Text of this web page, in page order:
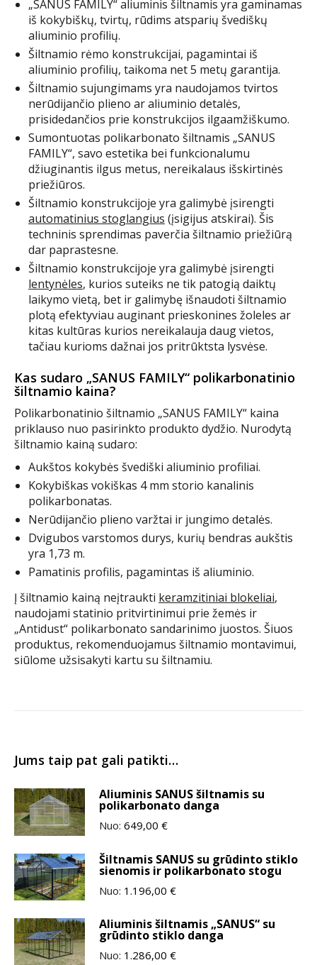
„SANUS FAMILY“ aliuminis šiltnamis yra gaminamas
iš kokybiškų, tvirtų, rūdims atsparių švediškų
aliuminio profilių.
Šiltnamio rėmo konstrukcijai, pagamintai iš
aliuminio profilių, taikoma net 5 metų garantija.
Šiltnamio sujungimams yra naudojamos tvirtos
nerūdijančio plieno ar aliuminio detalės,
prisidedančios prie konstrukcijos ilgaamžiškumo.
Sumontuotas polikarbonato šiltnamis „SANUS
FAMILY“, savo estetika bei funkcionalumu
džiuginantis ilgus metus, nereikalaus išskirtinės
priežiūros.
Šiltnamio konstrukcijoje yra galimybė įsirengti
automatinius stoglangius (įsigijus atskirai). Šis
techninis sprendimas paverčia šiltnamio priežiūrą
dar paprastesne.
Šiltnamio konstrukcijoje yra galimybė įsirengti
lentynėles, kurios suteiks ne tik patogią daiktų
laikymo vietą, bet ir galimybę išnaudoti šiltnamio
plotą efektyviau auginant prieskonines žoleles ar
kitas kultūras kurios nereikalauja daug vietos,
tačiau kurioms dažnai jos pritrūktsta lysvėse.
Kas sudaro „SANUS FAMILY“ polikarbonatinio
šiltnamio kaina?
Polikarbonatinio šiltnamio „SANUS FAMILY“ kaina
priklauso nuo pasirinkto produkto dydžio. Nurodytą
šiltnamio kainą sudaro:
Aukštos kokybės švediški aliuminio profiliai.
Kokybiškas vokiškas 4 mm storio kanalinis
polikarbonatas.
Nerūdijančio plieno varžtai ir jungimo detalės.
Dvigubos varstomos durys, kurių bendras aukštis
yra 1,73 m.
Pamatinis profilis, pagamintas iš aliuminio.
Į šiltnamio kainą neįtraukti keramzitiniai blokeliai,
naudojami statinio pritvirtinimui prie žemės ir
„Antidust“ polikarbonato sandarinimo juostos. Šiuos
produktus, rekomenduojamus šiltnamio montavimui,
siūlome užsisakyti kartu su šiltnamiu.
Jums taip pat gali patikti…
Aliuminis SANUS šiltnamis su
polikarbonato danga
Nuo: 649,00 €
Šiltnamis SANUS su grūdinto stiklo
sienomis ir polikarbonato stogu
Nuo: 1.196,00 €
Aliuminis šiltnamis „SANUS“ su
grūdinto stiklo danga
Nuo: 1.286,00 €